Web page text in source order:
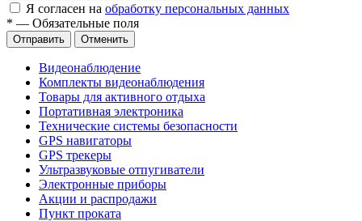
Я согласен на обработку персональных данных
* — Обязательные поля
Отправить Отменить
Видеонаблюдение
Комплекты видеонаблюдения
Товары для активного отдыха
Портативная электроника
Технические системы безопасности
GPS навигаторы
GPS трекеры
Ультразвуковые отпугиватели
Электронные приборы
Акции и распродажи
Пункт проката